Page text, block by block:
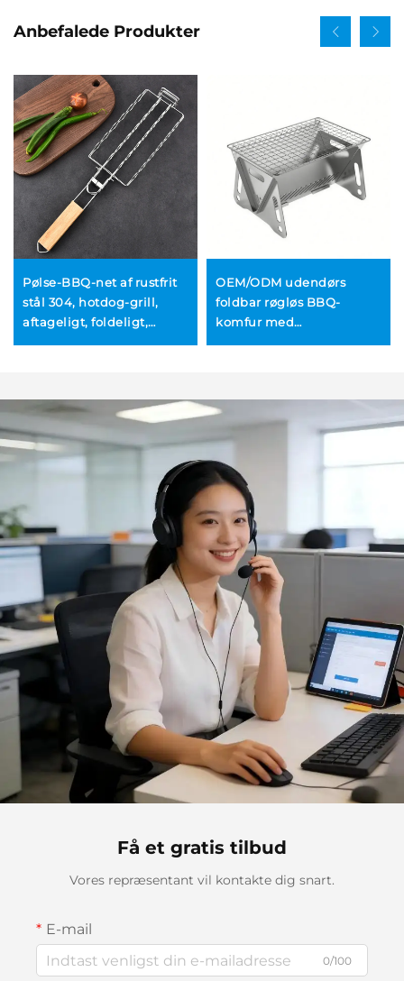
Anbefalede Produkter
Pølse-BBQ-net af rustfrit
stål 304, hotdog-grill,
aftageligt, foldeligt,
bærbart BBQ-net med
OEM/ODM udendørs
foldbar røgløs BBQ-
komfur med
fjernbetjening, fremstillet
brændsel af træ
Få et gratis tilbud
Vores repræsentant vil kontakte dig snart.
E-mail
0/100